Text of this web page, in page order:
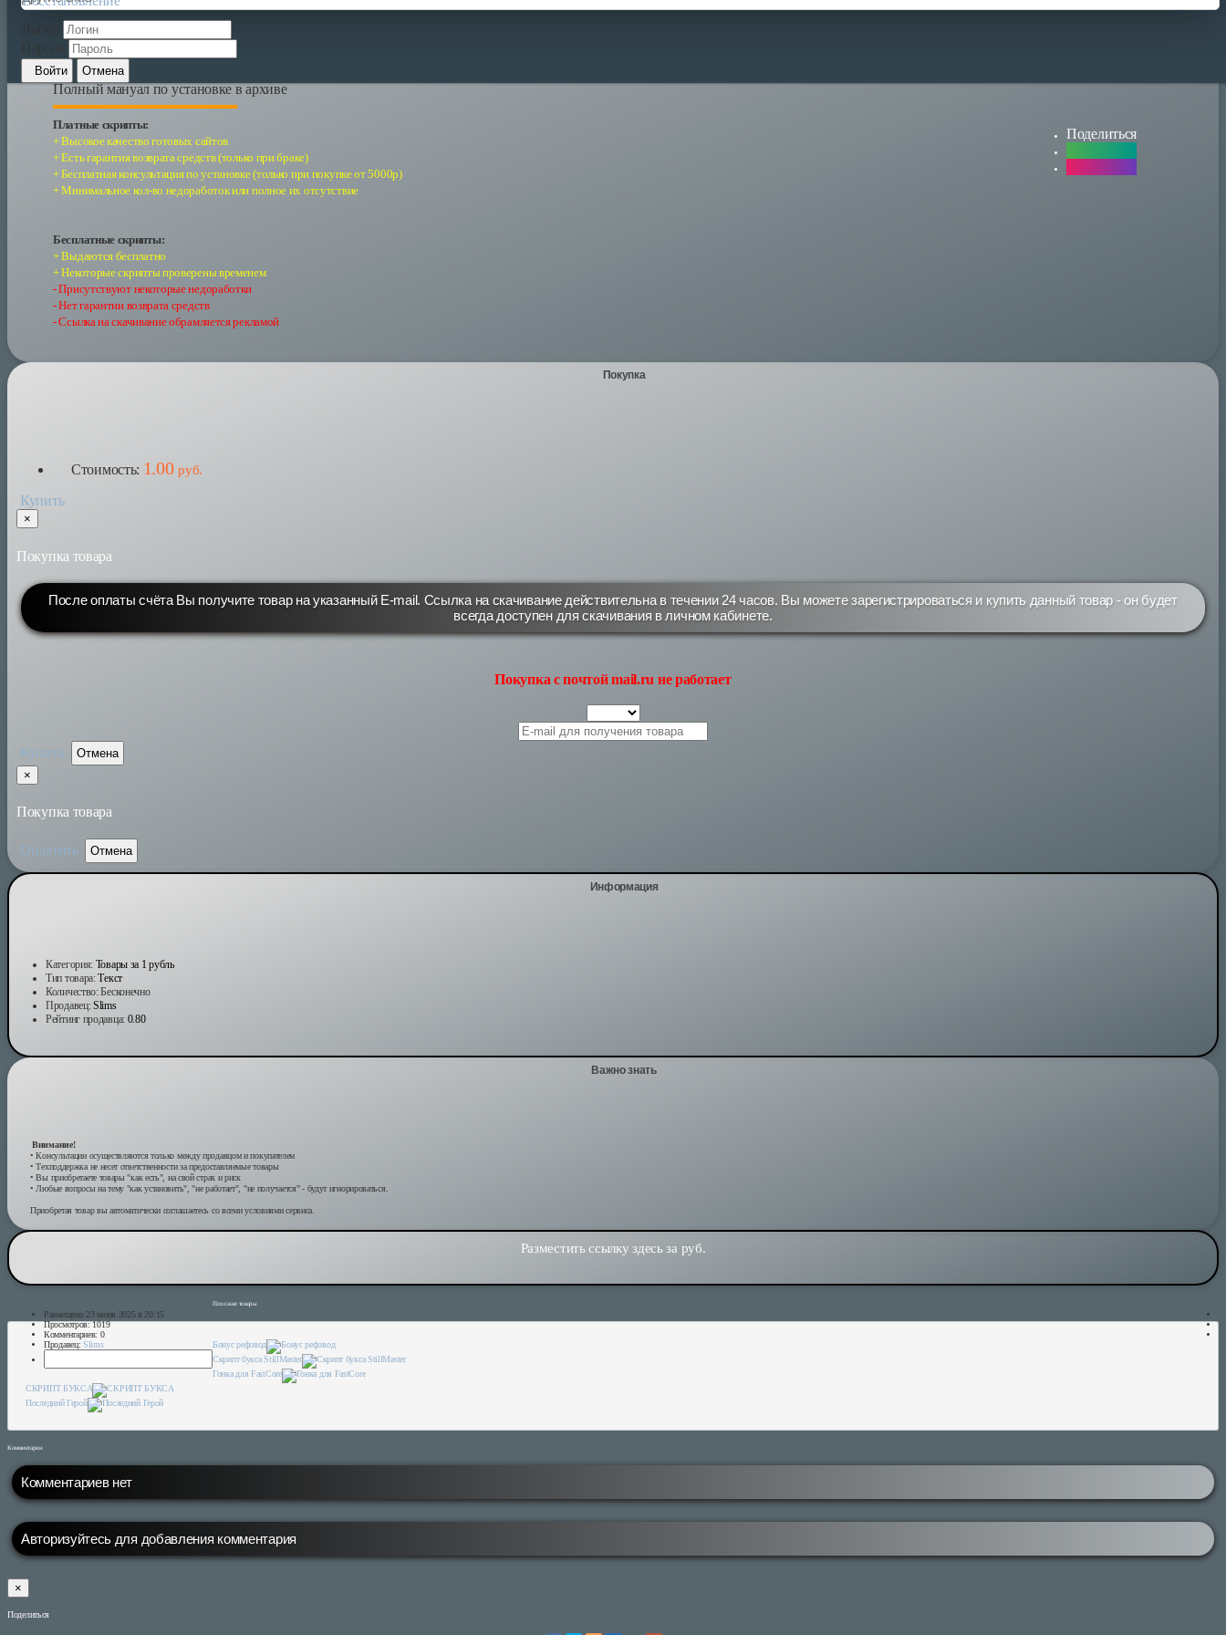
Пароль
Войти Отмена
После покупки вы получите архив
Ставится на любой хостинг!
Полный мануал по установке в архиве
Поделиться
Платные скрипты:
+ Высокое качество готовых сайтов
+ Есть гарантия возврата средств (только при браке)
+ Бесплатная консультация по установке (только при покупке от 5000р)
+ Минимальное кол-во недоработок или полное их отсутствие
Бесплатные скрипты:
+ Выдаются бесплатно
+ Некоторые скрипты проверены временем
- Присутствуют некоторые недоработки
- Нет гарантии возврата средств
- Ссылка на скачивание обрамляется рекламой
Покупка
Стоимость: 1.00руб.
Купить
×
Покупка товара
После оплаты счёта Вы получите товар на указанный E-mail. Ссылка на скачивание действительна в течении 24 часов. Вы можете зарегистрироваться и купить данный товар - он будет
всегда доступен для скачивания в личном кабинете.
Покупка с почтой mail.ru не работает
Купить
Отмена
×
Покупка товара
Оплатить Отмена
Информация
Категория: Товары за 1 рубль
Тип товара:Текст
Количество:Бесконечно
Продавец:Slims
Рейтинг продавца: 0.80
Важно знать
Внимание!
• Консультации осуществляются только между продавцом и покупателем
• Техподдержка не несет ответственности за предоставляемые товары
• Вы приобретаете товары "как есть", на свой страх и риск
• Любые вопросы на тему "как установить", "не работает", "не получается" - будут игнорироваться.
Приобретая товар вы автоматически соглашаетесь со всеми условиями сервиса.
Разместить ссылку здесь за руб.
Размещено 23 июня 2025 в 20:15
Просмотров: 1019
Комментариев: 0
Продавец:Slims
Похожие товары
Бонус рефовод
Скрипт букса StillMaster
Гонка для FastCore
СКРИПТ БУКСА
Последний Герой
Комментарии
Комментариев нет
Авторизуйтесь для добавления комментария
×
Поделиться